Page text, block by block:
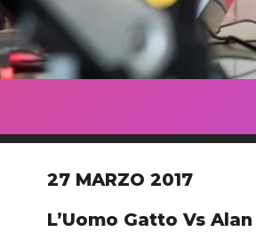
27 MARZO 2017
L’Uomo Gatto Vs